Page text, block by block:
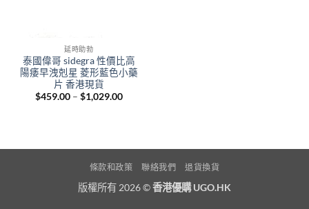
延時助勃
泰國偉哥 sidegra 性價比高
陽痿早洩剋星 菱形藍色小藥
片 香港現貨
$459.00 – $1,029.00Price
條款和政策 聯絡我們 退貨換貨
版權所有 2026 ©香港優購 UGO.HK